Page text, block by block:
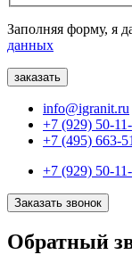
Заполняя форму, я
данных
info@igranit.ru
+7 (929) 50-
+7 (495) 663-
+7 (929) 50-
Заказать звонок
Обратный